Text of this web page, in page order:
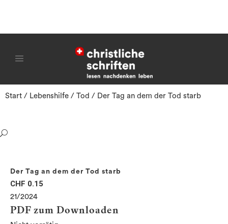
Start / Lebenshilfe / Tod / Der Tag an dem der Tod starb
Der Tag an dem der Tod starb
CHF 0.15
21/2024
PDF zum Downloaden